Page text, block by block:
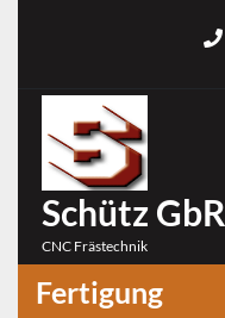
Schütz GbR
CNC Frästechnik
Fertigung